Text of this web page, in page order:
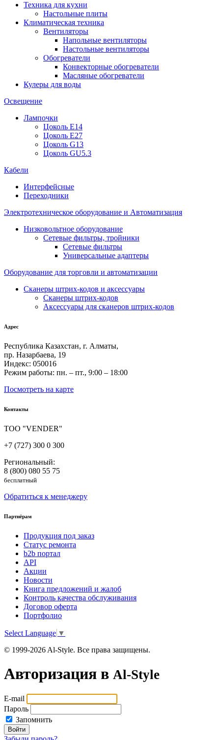
Техника для кухни
Настольные плиты
Климатическая техника
Вентиляторы
Напольные вентиляторы
Настольные вентиляторы
Обогреватели
Конвекторные обогреватели
Масляные обогреватели
Кулеры для воды
Освещение
Лампочки
Цоколь E14
Цоколь E27
Цоколь G13
Цоколь GU5.3
Кабели
Интерфейсные
Переходники
Электротехническое оборудование и Автоматизация
Низковольтное оборудование
Сетевые фильтры, тройники
Сетевые фильтры
Универсальные адаптеры
Оборудование для торговли и автоматизации
Сканеры штрих-кодов и аксессуары
Сканеры штрих-кодов
Аксессуары для сканеров штрих-кодов
Адрес
Республика Казахстан, г. Алматы,
пр. Назарбаева, 19
Индекс: 050016
Режим работы: пн. – пт., 9:00 – 18:00
Посмотреть на карте
Контакты
ТОО "VENDER"
+7 (727) 300 0 300
Региональный:
8 (800) 080 55 75
бесплатный
Обратиться к менеджеру
Партнёрам
Продукция под заказ
Статус ремонта
b2b портал
API
Акции
Новости
Книга предложений и жалоб
Контроль качества обслуживания
Договор оферта
Портфолио
Select Language ▼
© 1999-2026 Al-Style. Все права защищены.
Авторизация в Al-Style
E-mail
Пароль
Запомнить
Войти